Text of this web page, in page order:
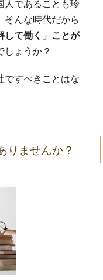
人であることも珍
そんな時代だから
して働く」ことが
しょうか？
ですべきことはな
りませんか？